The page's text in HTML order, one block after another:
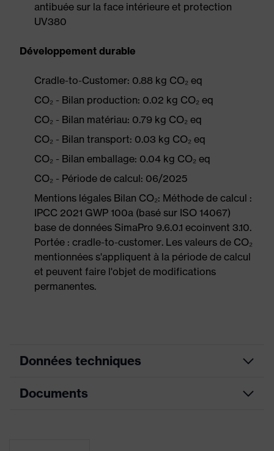
antibuée sur la face intérieure et protection
UV380
Développement durable
Cradle-to-Customer: 0.88 kg CO₂ eq
CO₂ - Bilan production: 0.02 kg CO₂ eq
CO₂ - Bilan matériau: 0.79 kg CO₂ eq
CO₂ - Bilan transport: 0.03 kg CO₂ eq
CO₂ - Bilan emballage: 0.04 kg CO₂ eq
CO₂ - Période de calcul: 06/2025
Mentions légales Bilan CO₂: Méthode de calcul :
IPCC 2021 GWP 100a (basé sur ISO 14067)
base de données SimaPro 9.6.0.1 ecoinvent 3.10.
Portée : cradle-to-customer. Les valeurs de CO₂
mentionnées s'appliquent à la période de calcul
et peuvent faire l'objet de modifications
permanentes.
Données techniques
Couleur
Documents